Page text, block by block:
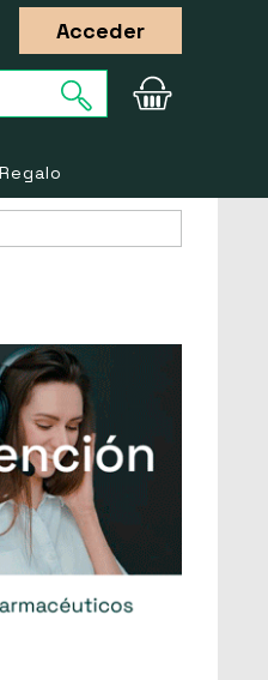
Acceder